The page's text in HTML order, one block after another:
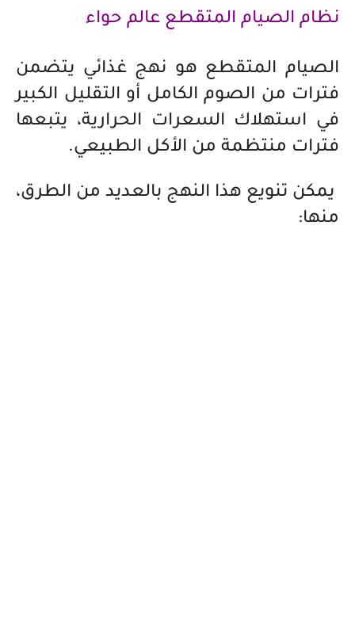
نظام الصيام المتقطع عالم حواء
الصيام المتقطع هو نهج غذائي يتضمن
فترات من الصوم الكامل أو التقليل الكبير
في استهلاك السعرات الحرارية، يتبعها
فترات منتظمة من الأكل الطبيعي.
يمكن تنويع هذا النهج بالعديد من الطرق،
منها: